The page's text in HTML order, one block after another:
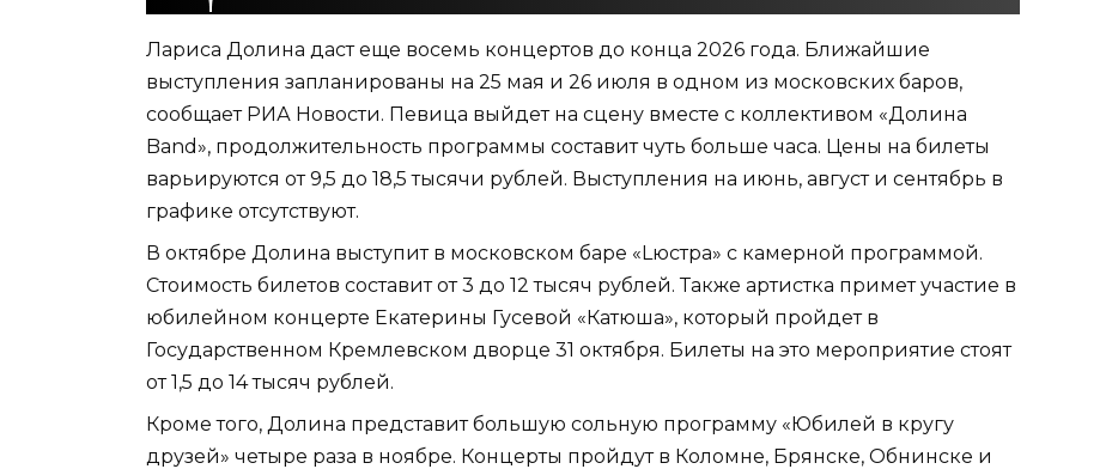
Лариса Долина даст еще восемь концертов до конца 2026 года. Ближайшие
выступления запланированы на 25 мая и 26 июля в одном из московских баров,
сообщает РИА Новости. Певица выйдет на сцену вместе с коллективом «Долина
Band», продолжительность программы составит чуть больше часа. Цены на билеты
варьируются от 9,5 до 18,5 тысячи рублей. Выступления на июнь, август и сентябрь в
графике отсутствуют.
В октябре Долина выступит в московском баре «Lюстра» с камерной программой.
Стоимость билетов составит от 3 до 12 тысяч рублей. Также артистка примет участие в
юбилейном концерте Екатерины Гусевой «Катюша», который пройдет в
Государственном Кремлевском дворце 31 октября. Билеты на это мероприятие стоят
от 1,5 до 14 тысяч рублей.
Кроме того, Долина представит большую сольную программу «Юбилей в кругу
друзей» четыре раза в ноябре. Концерты пройдут в Коломне, Брянске, Обнинске и